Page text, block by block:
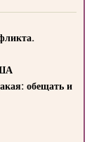
обещать и